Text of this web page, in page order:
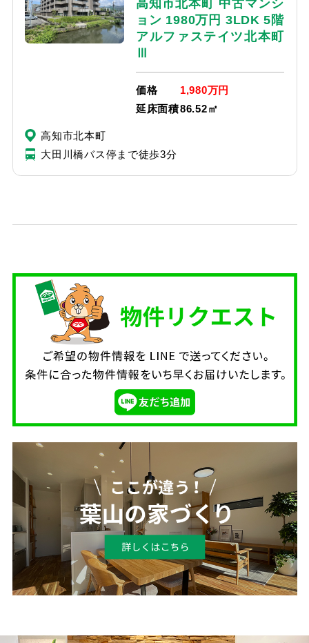
高知市北本町 中古マンシ
ョン 1980万円 3LDK 5階
アルファステイツ北本町
価格
1,980万円
延床面積86.52㎡
高知市北本町
大田川橋バス停まで徒歩3分